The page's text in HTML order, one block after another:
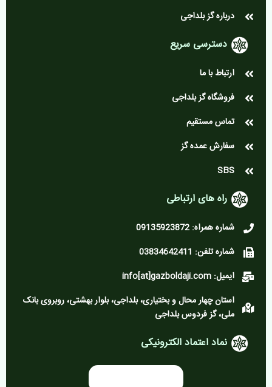
درباره گز بلداجی
دسترسی سریع
ارتباط با ما
فروشگاه گز بلداجی
تماس مستقیم
سفارش عمده گز
SBS
راه های ارتباطی
شماره همراه: 09135923872
شماره تلفن: 03834642411
ایمیل: info[at]gazboldaji.com
استان چهار محال و بختیاری، بلداجی، بلوار بهشتی، روبروی بانک
ملی، گز فردوس بلداجی
نماد اعتماد الکترونیکی